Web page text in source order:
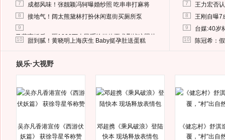
7 成都风味！张靓颖冯轲曝婚纱照 吃串串打麻将
8 接地气！阔太熊黛林打扮休闲逛街买厕所泵
9
马蓉离婚后，砸1000万人民币给媒体要求删掉这照片
10 甜到腻！黄晓明上海庆生 Baby挺孕肚送蛋糕
7 王力宏否
8 王刚自曝7
9 台媒:40岁
10 陈冠希：
娱乐·大视野
吴亦凡香港宣传《西游伏
妖篇》 获徐导星爷称赞
邓超携《乘风破浪》登陆
快本 现场释放表情包
《健忘村》舒淇
覆，“村”出自